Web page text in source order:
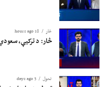
څار 18 hours ago
څار: د ترکیې،
تحول 3 days ago